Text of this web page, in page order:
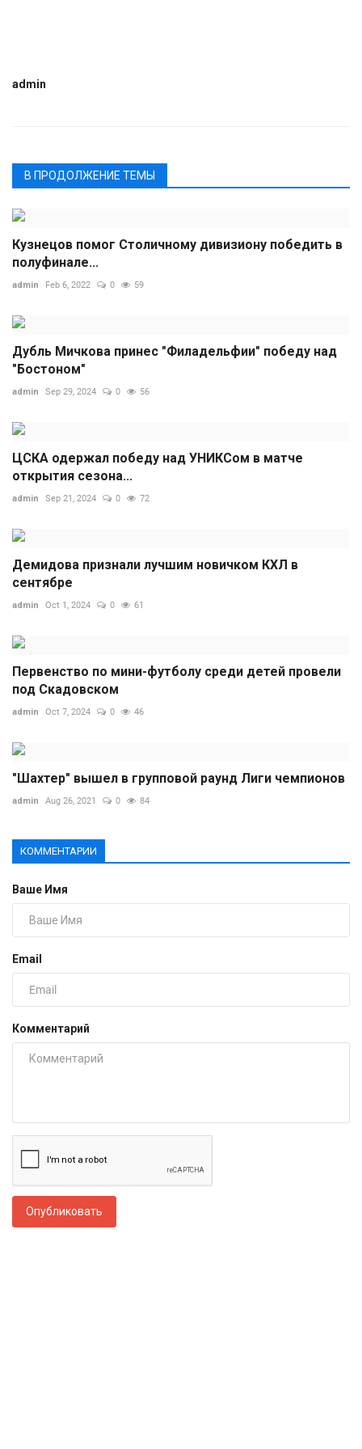
admin
В ПРОДОЛЖЕНИЕ ТЕМЫ
Кузнецов помог Столичному дивизиону победить в
полуфинале...
admin Feb 6, 2022 0 59
Дубль Мичкова принес "Филадельфии" победу над
"Бостоном"
admin Sep 29, 2024 0 56
ЦСКА одержал победу над УНИКСом в матче
открытия сезона...
admin Sep 21, 2024 0 72
Демидова признали лучшим новичком КХЛ в
сентябре
admin Oct 1, 2024 0 61
Первенство по мини-футболу среди детей провели
под Скадовском
admin Oct 7, 2024 0 46
"Шахтер" вышел в групповой раунд Лиги чемпионов
admin Aug 26, 2021 0 84
КОММЕНТАРИИ
Ваше Имя
Email
Комментарий
Опубликовать